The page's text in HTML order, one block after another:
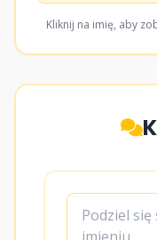
Kliknij na imię, aby